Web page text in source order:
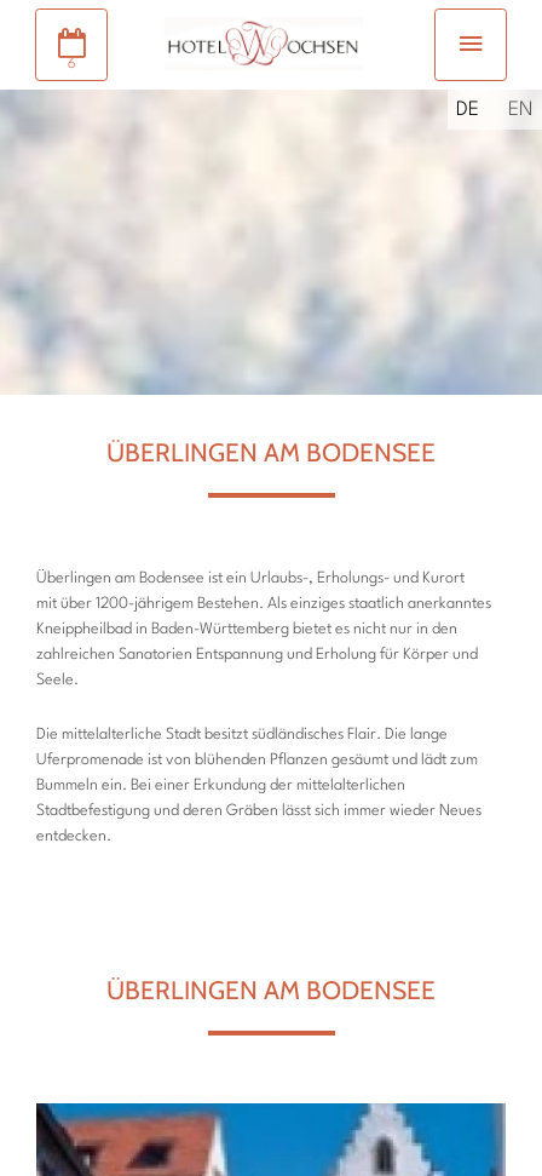
6
DE EN
ÜBERLINGEN AM BODENSEE
Überlingen am Bodensee ist ein Urlaubs-, Erholungs- und Kurort
mit über 1200-jährigem Bestehen. Als einziges staatlich anerkanntes
Kneippheilbad in Baden-Württemberg bietet es nicht nur in den
zahlreichen Sanatorien Entspannung und Erholung für Körper und
Seele.
Die mittelalterliche Stadt besitzt südländisches Flair. Die lange
Uferpromenade ist von blühenden Pflanzen gesäumt und lädt zum
Bummeln ein. Bei einer Erkundung der mittelalterlichen
Stadtbefestigung und deren Gräben lässt sich immer wieder Neues
entdecken.
ÜBERLINGEN AM BODENSEE